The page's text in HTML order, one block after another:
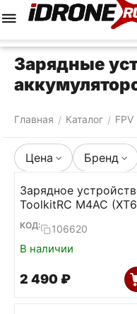
Зарядные
Главная / Каталог / FPV
Цена Бренд
Зарядное
ToolkitRC M4AC
КОД: 106620
В наличии
2 490 ₽
Корзина